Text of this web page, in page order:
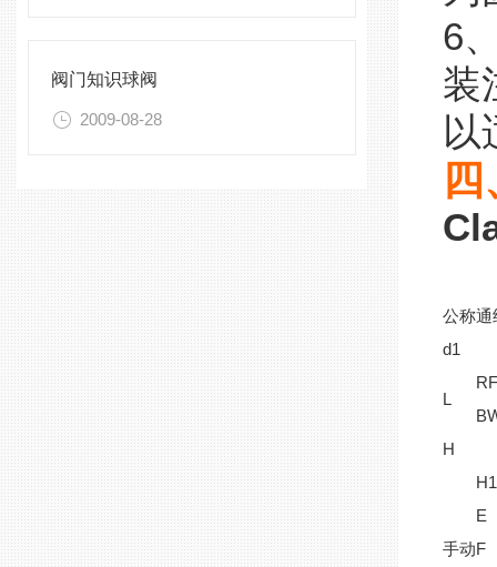
阀门知识球阀
2009-08-28
6
装
以
公称通
d1
L
H
手动
H1
E
F